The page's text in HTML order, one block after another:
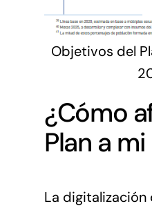
Objetivos del
¿Cómo
Plan a
La